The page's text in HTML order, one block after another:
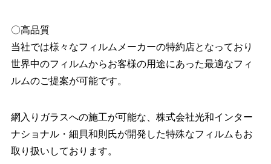
〇高品質
当社では様々なフィルムメーカーの特約店となっており
世界中のフィルムからお客様の用途にあった最適なフィ
ルムのご提案が可能です。
網入りガラスへの施工が可能な、株式会社光和インター
ナショナル・細貝和則氏が開発した特殊なフィルムもお
取り扱いしております。